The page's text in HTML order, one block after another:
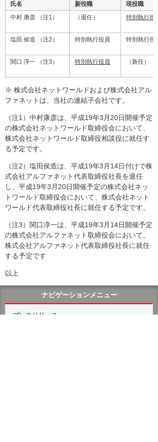
氏名 新役職
現役職
中村 康彦 （注1）
（退任） 特別執行役員
塩田 侯造 （注2） 特別執行役員 特別執行役員
関口 淳一 （注3） 特別執行役員 （新任）
※ 株式会社ネットワールドおよび株式会社アル
ファネットは、当社の連結子会社です。
（注1）中村康彦は、平成19年3月20日開催予定
の株式会社ネットワールド取締役会において、
株式会社ネットワールド取締役相談役に就任す
る予定です。
（注2）塩田侯造は、平成19年3月14日付けで株
式会社アルファネット代表取締役社長を退任
し、平成19年3月20日開催予定の株式会社ネッ
トワールド取締役会において、株式会社ネット
ワールド代表取締役社長に就任する予定です。
（注3）関口淳一は、平成19年3月14日開催予定
の株式会社アルファネット取締役会において、
株式会社アルファネット代表取締役社長に就任
する予定です
以上
ナビゲーションメニュー
プレスリリース